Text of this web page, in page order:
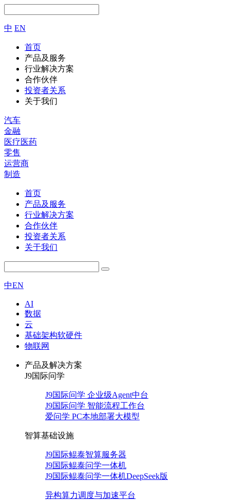
中 EN
首页
产品及服务
行业解决方案
合作伙伴
投资者关系
关于我们
汽车
金融
医疗医药
零售
运营商
制造
首页
产品及服务
行业解决方案
合作伙伴
投资者关系
关于我们
中EN
AI
数据
云
基础架构软硬件
物联网
产品及解决方案
J9国际问学
J9国际问学 企业级Agent中台
J9国际问学 智能流程工作台
爱问学 PC本地部署大模型
智算基础设施
J9国际鲲泰智算服务器
J9国际鲲泰问学一体机
J9国际鲲泰问学一体机DeepSeek版
异构算力调度与加速平台